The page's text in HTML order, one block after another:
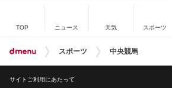
TOP ニュース 天気 スポーツ
スポーツ 中央競馬
サイトご利用にあたって